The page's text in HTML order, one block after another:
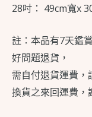
28吋： 49cm寬x
註：本品有7天鑑
好問題退貨，
需自付退貨運費
換貨之來回運費，